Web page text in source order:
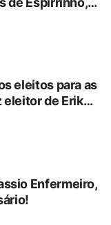
Luiz
eleitos para as
eleitor de Erik
Enfermeiro,